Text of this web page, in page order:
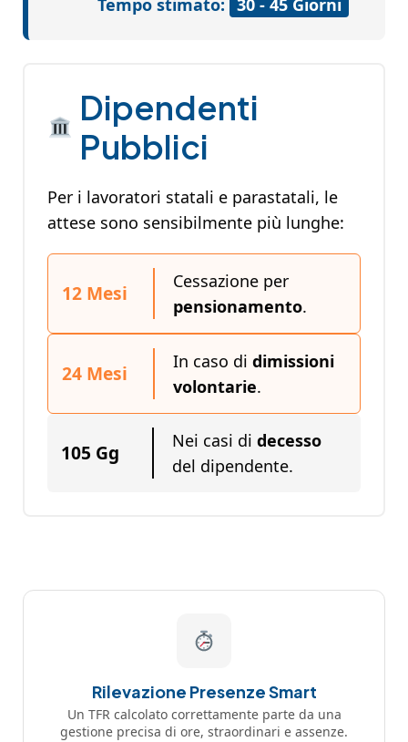
Tempo stimato: 30 - 45 Giorni
Dipendenti
Pubblici
Per i lavoratori statali e parastatali, le
attese sono sensibilmente più lunghe:
12 Mesi
Cessazione per
pensionamento.
24 Mesi In caso di dimissioni
volontarie.
105 Gg Nei casi di decesso
del dipendente.
Rilevazione Presenze Smart
Un TFR calcolato correttamente parte da una
gestione precisa di ore, straordinari e assenze.